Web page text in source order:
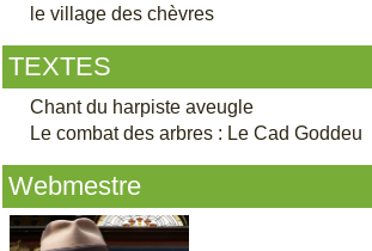
le village des chèvres
TEXTES
Chant du harpiste aveugle
Le combat des arbres : Le Cad Goddeu
Webmestre